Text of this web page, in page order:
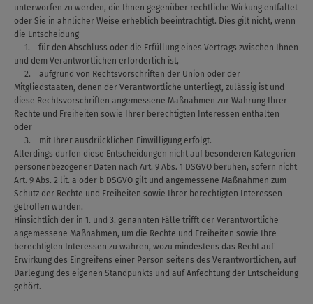
unterworfen zu werden, die Ihnen gegenüber rechtliche Wirkung entfaltet
oder Sie in ähnlicher Weise erheblich beeinträchtigt. Dies gilt nicht, wenn
die Entscheidung
1. für den Abschluss oder die Erfüllung eines Vertrags zwischen Ihnen
und dem Verantwortlichen erforderlich ist,
2. aufgrund von Rechtsvorschriften der Union oder der
Mitgliedstaaten, denen der Verantwortliche unterliegt, zulässig ist und
diese Rechtsvorschriften angemessene Maßnahmen zur Wahrung Ihrer
Rechte und Freiheiten sowie Ihrer berechtigten Interessen enthalten
oder
3. mit Ihrer ausdrücklichen Einwilligung erfolgt.
Allerdings dürfen diese Entscheidungen nicht auf besonderen Kategorien
personenbezogener Daten nach Art. 9 Abs. 1 DSGVO beruhen, sofern nicht
Art. 9 Abs. 2 lit. a oder b DSGVO gilt und angemessene Maßnahmen zum
Schutz der Rechte und Freiheiten sowie Ihrer berechtigten Interessen
getroffen wurden.
Hinsichtlich der in 1. und 3. genannten Fälle trifft der Verantwortliche
angemessene Maßnahmen, um die Rechte und Freiheiten sowie Ihre
berechtigten Interessen zu wahren, wozu mindestens das Recht auf
Erwirkung des Eingreifens einer Person seitens des Verantwortlichen, auf
Darlegung des eigenen Standpunkts und auf Anfechtung der Entscheidung
gehört.